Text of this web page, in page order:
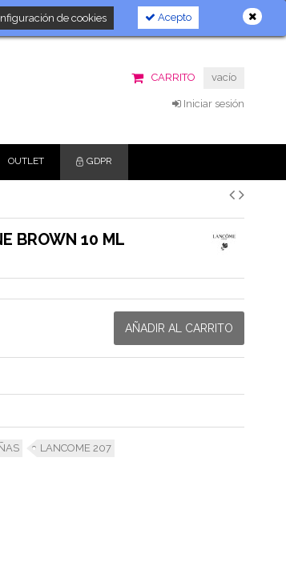
Acepto
de cookies
CARRITO vacío
Iniciar sesión
OUTLET GDPR
BROWN 10 ML
AÑADIR AL CARRITO
LANCOME 207